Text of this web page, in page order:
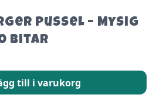
Pussel – Mysig
bitar
till i varukorg